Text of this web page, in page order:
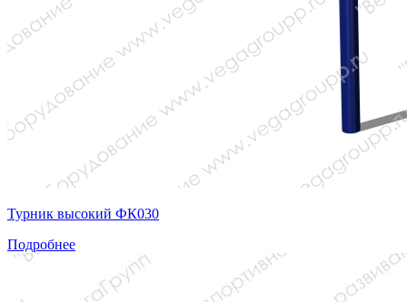
Турник высокий ФК030
Подробнее